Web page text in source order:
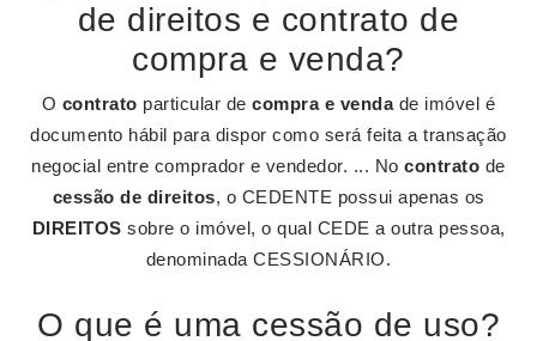
de direitos e contrato de
compra e venda?
O contrato particular decompra e vendade imóvel é
documento hábil para dispor como será feita a transação
negocial entre comprador e vendedor. ... Nocontrato de
cessão de direitos, o CEDENTE possui apenas os
DIREITOS sobre o imóvel, o qual CEDE a outra pessoa,
denominada CESSIONÁRIO.
O que é uma cessão de uso?